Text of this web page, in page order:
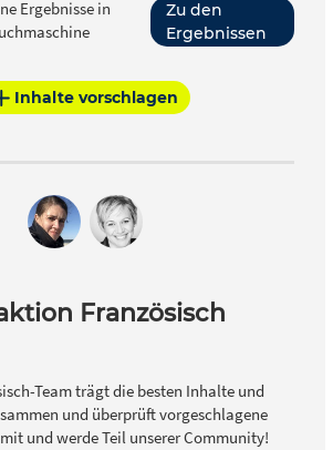
Ergebnisse in
Zu den
Ergebnissen
Inhalte vorschlagen
Französisch
Team trägt die besten Inhalte und
und überprüft vorgeschlagene
und werde Teil unserer Community!